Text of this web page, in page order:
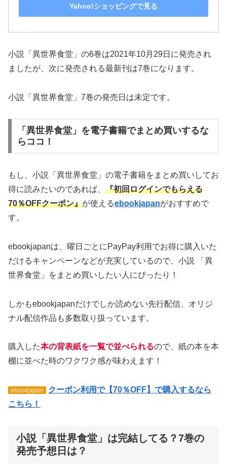
Yahoo!ショッピングで見る
小説「異世界食堂」の6巻は2021年10月29日に発売され
ましたが、次に発売される最新刊は7巻になります。
小説「異世界食堂」7巻の発売日は未定です。
「異世界食堂」を電子書籍でまとめ買いするな
らココ！
もし、小説「異世界食堂」の電子書籍をまとめ買いしてお
得に読みたいのであれば、 『初回ログインでもらえる
70％OFFクーポン』が使えるebookjapanがおすすめで
す。
ebookjapanは、曜日ごとにPayPay利用でお得に購入いた
だけるキャンペーンなどが充実しているので、小説 「異
世界食堂」をまとめ買いしたい人にぴったり！
しかもebookjapanだけでしか読めない先行配信、オリジ
ナル配信作品も多数取り扱っています。
購入した本の背表紙を一覧で並べられるので、紙の本を本
棚に並べた時のワクワク感が味わえます！
ebookjapan
クーポン利用で【70％OFF】で購入するなら
こちら！
小説「異世界食堂」は完結してる？7巻の
発売予想日は？